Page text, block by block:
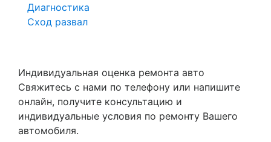
Диагностика
Сход развал
Индивидуальная оценка ремонта авто
Свяжитесь с нами по телефону или напишите
онлайн, получите консультацию и
индивидуальные условия по ремонту Вашего
автомобиля.